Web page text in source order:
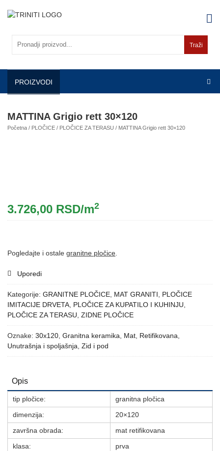
Traži
PROIZVODI
MATTINA Grigio rett 30×120
Početna / PLOČICE / PLOČICE ZA TERASU / MATTINA Grigio rett 30×120
3.726,00 RSD/m2
Pogledajte i ostale granitne pločice
Uporedi
Kategorije: GRANITNE PLOČICE MAT GRANITI
PLOČICE
IMITACIJE DRVETA PLOČICE ZA KUPATILO I KUHINJU
PLOČICE ZA TERASU ZIDNE PLOČICE
Oznake: 30x120 Granitna keramika Mat Retifikovana
Unutrašnja i spoljašnja Zid i pod
Opis
tip pločice:
granitna pločica
dimenzija:
20×120
završna obrada:
mat retifikovana
klasa:
prva